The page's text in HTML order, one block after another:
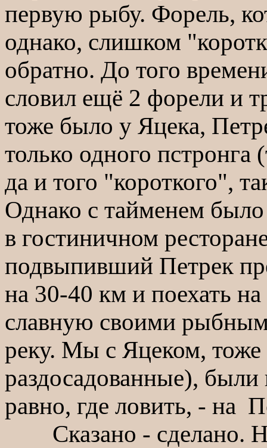
первую рыбу. Форель,
однако, слишком
обратно. До того
словил ещё 2 форели и
тоже было у Яцека,
только одного пстронга
да и того "короткого",
Однако с тайменем
в гостиничном
подвыпивший Петрек
на 30-40 км и поехать
славную своими
реку. Мы с Яцеком,
раздосадованные),
равно, где ловить, - на
Сказано - сделано.